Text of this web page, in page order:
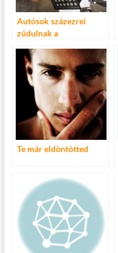
Autósok százezrei
zúdulnak a
következő hetekben
Te már eldöntötted